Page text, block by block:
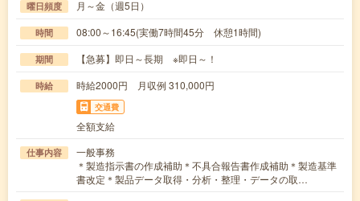
曜日頻度 月～金（週5日）
時間 08:00～16:45(実働7時間45分 休憩1時間)
期間 【急募】即日～長期 ※即日～！
時給 時給2000円 月収例 310,000円
交通費
全額支給
仕事内容
一般事務
＊製造指示書の作成補助＊不具合報告書作成補助＊製造基準
書改定＊製品データ取得・分析・整理・データの取…